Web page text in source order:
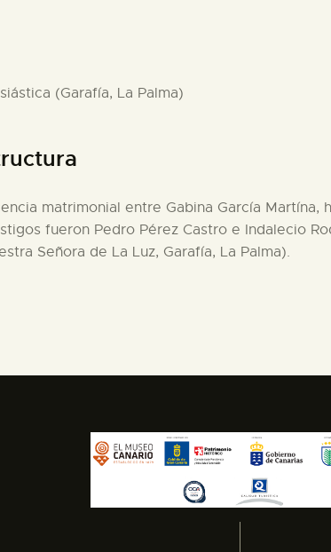
(Garafía, La Palma)
matrimonial entre Gabina García Martína,
fueron Pedro Pérez Castro e Indalecio
Señora de La Luz, Garafía, La Palma).